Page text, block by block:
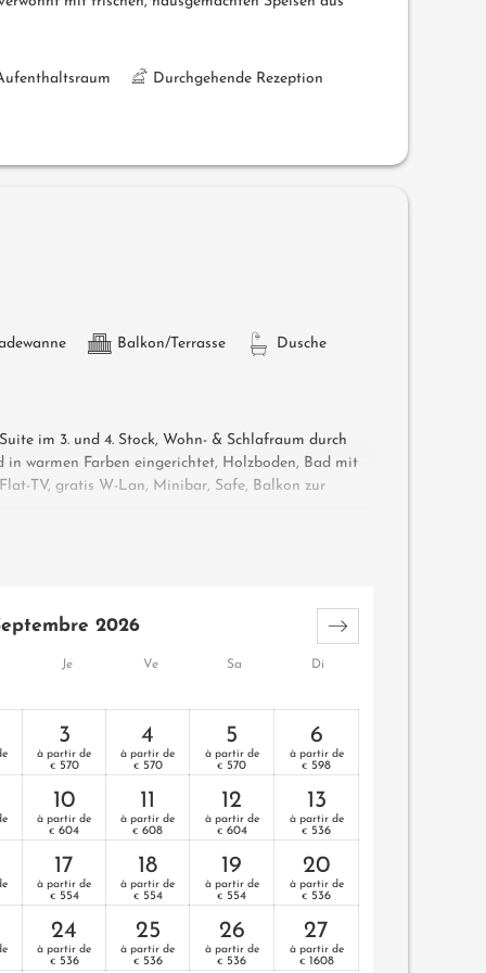
Durchgehende Rezeption
Balkon/Terrasse Dusche
im 3. und 4. Stock, Wohn- & Schlafraum durch
warmen Farben eingerichtet, Holzboden, Bad mit
TV, gratis W-Lan, Minibar, Safe, Balkon zur
Je Ve Sa Di
2026
3
à partir de
€ 570
4
à partir de
€ 570
5
à partir de
€ 570
6
à partir de
€ 598
10
à partir de
€ 604
11
à partir de
€ 608
12
à partir de
€ 604
13
à partir de
€ 536
17
à partir de
€ 554
18
à partir de
€ 554
19
à partir de
€ 554
20
à partir de
€ 536
24
à partir de
€ 536
25
à partir de
€ 536
26
à partir de
€ 536
27
à partir de
€ 1608